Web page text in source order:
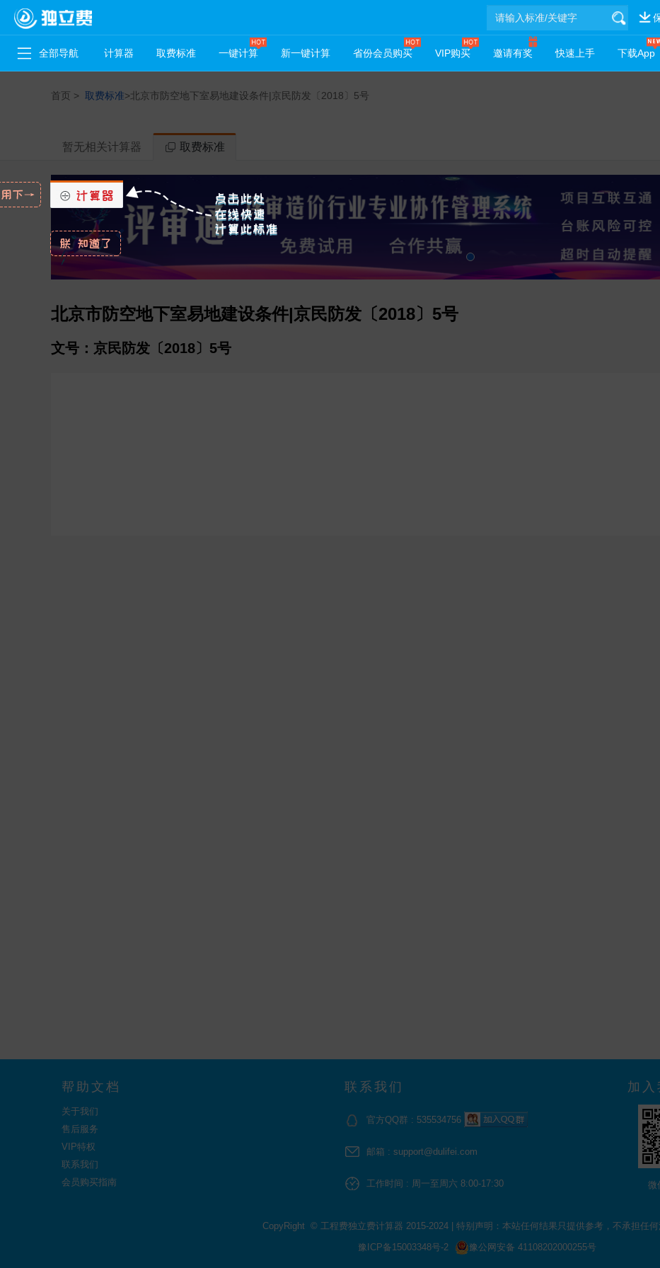
全部导航 计算器 取费标准 一键计算 新一键计算 省份会员购买 VIP购买 邀请有奖 快速上手 下载App
首页 > 取费标准> 北京市防空地下室易地建设条件|京民防发〔2018〕5号
暂无相关计算器 取费标准
北京市防空地下室易地建设条件|京民防发〔2018〕5号
文号：京民防发〔2018〕5号
帮助文档
关于我们
售后服务
VIP特权
联系我们
会员购买指南
联系我们
官方QQ群 : 535534756
邮箱 : support@dulifei.com
工作时间 : 周一至周六 8:00-17:30
加入
微
CopyRight © 工程费独立费计算器 2015-2024 特别声明：本站任何结果只提供参考，不承担任
豫ICP备15003348号-2 豫公网安备 41108202000255号